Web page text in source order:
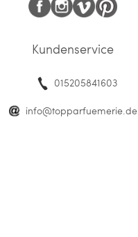
Kundenservice
015205841603
info@topparfuemerie.de